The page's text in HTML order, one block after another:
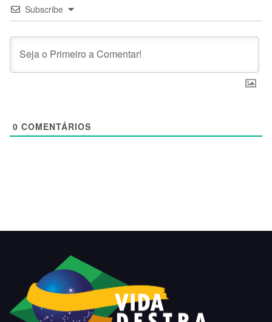
Subscribe
0 COMENTÁRIOS